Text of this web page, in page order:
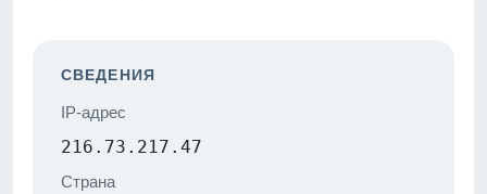
СВЕДЕНИЯ
IP-адрес
216.73.217.47
Страна